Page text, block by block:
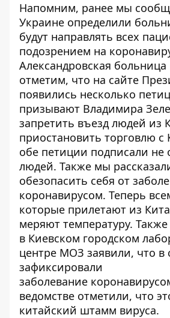
Напомним, ранее мы
Украине определили
будут направлять всех
подозрением на
Александровская больница
отметим, что на сайте
появились несколько
призывают Владимира
запретить въезд людей из
приостановить торговлю
обе петиции подписали не
людей. Также мы
обезопасить себя от
коронавирусом. Теперь
которые прилетают из
меряют температуру. Также
в Киевском городском
центре МОЗ заявили, что в
зафиксировали
заболевание
ведомстве отметили, что
китайский штамм вируса.